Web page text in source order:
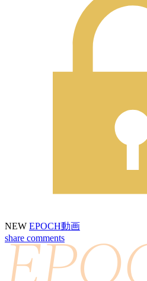
NEW EPOCH動画
share comments